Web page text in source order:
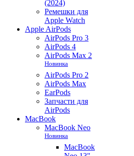
(2024)
Ремешки для
Apple Watch
Apple AirPods
AirPods Pro 3
AirPods 4
AirPods Max 2
Новинка
AirPods Pro 2
AirPods Max
EarPods
Запчасти для
AirPods
MacBook
MacBook Neo
Новинка
MacBook